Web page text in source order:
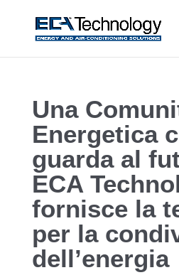
Una
Energetica
guarda al
ECA
fornisce la
per la
dell’energia